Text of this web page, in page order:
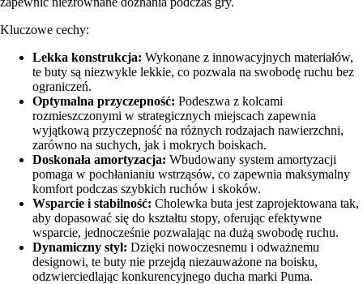
Kluczowe cechy:
Lekka konstrukcja: Wykonane z innowacyjnych materiałów,
te buty są niezwykle lekkie, co pozwala na swobodę ruchu bez
ograniczeń.
Optymalna przyczepność: Podeszwa z kolcami
rozmieszczonymi w strategicznych miejscach zapewnia
wyjątkową przyczepność na różnych rodzajach nawierzchni,
zarówno na suchych, jak i mokrych boiskach.
Doskonała amortyzacja: Wbudowany system amortyzacji
pomaga w pochłanianiu wstrząsów, co zapewnia maksymalny
komfort podczas szybkich ruchów i skoków.
Wsparcie i stabilność: Cholewka buta jest zaprojektowana tak,
aby dopasować się do kształtu stopy, oferując efektywne
wsparcie, jednocześnie pozwalając na dużą swobodę ruchu.
Dynamiczny styl: Dzięki nowoczesnemu i odważnemu
designowi, te buty nie przejdą niezauważone na boisku,
odzwierciedlając konkurencyjnego ducha marki Puma.